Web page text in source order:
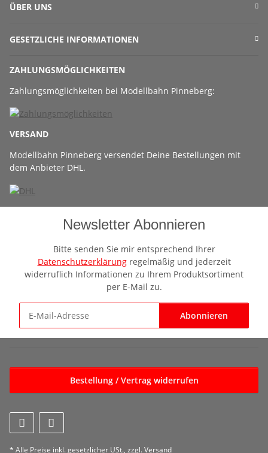
ÜBER UNS
GESETZLICHE INFORMATIONEN
ZAHLUNGSMÖGLICHKEITEN
Zahlungsmöglichkeiten bei Modellbahn Pinneberg:
VERSAND
Modellbahn Pinneberg versendet Deine Bestellungen mit
dem Anbieter DHL.
Newsletter Abonnieren
Bitte senden Sie mir entsprechend Ihrer
Datenschutzerklärungregelmäßig und jederzeit
widerruflich Informationen zu Ihrem Produktsortiment
per E-Mail zu.
Abonnieren
Bestellung / Vertrag widerrufen
* Alle Preise inkl. gesetzlicher USt., zzgl.Versand